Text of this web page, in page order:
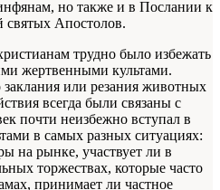
но также и в Послании к
Апостолов.
трудно было избежать
жертвенными культами.
заклания или резания животных
всегда были связаны с
почти неизбежно вступал в
в самых разных ситуациях:
на рынке, участвует ли в
торжествах, которые часто
принимает ли частное